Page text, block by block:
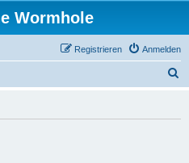
Wormhole
Anmelden
Registrieren